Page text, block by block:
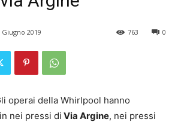
Giugno 2019 0
763
operai della Whirlpool hanno
nei pressi di Via Argine, nei pressi